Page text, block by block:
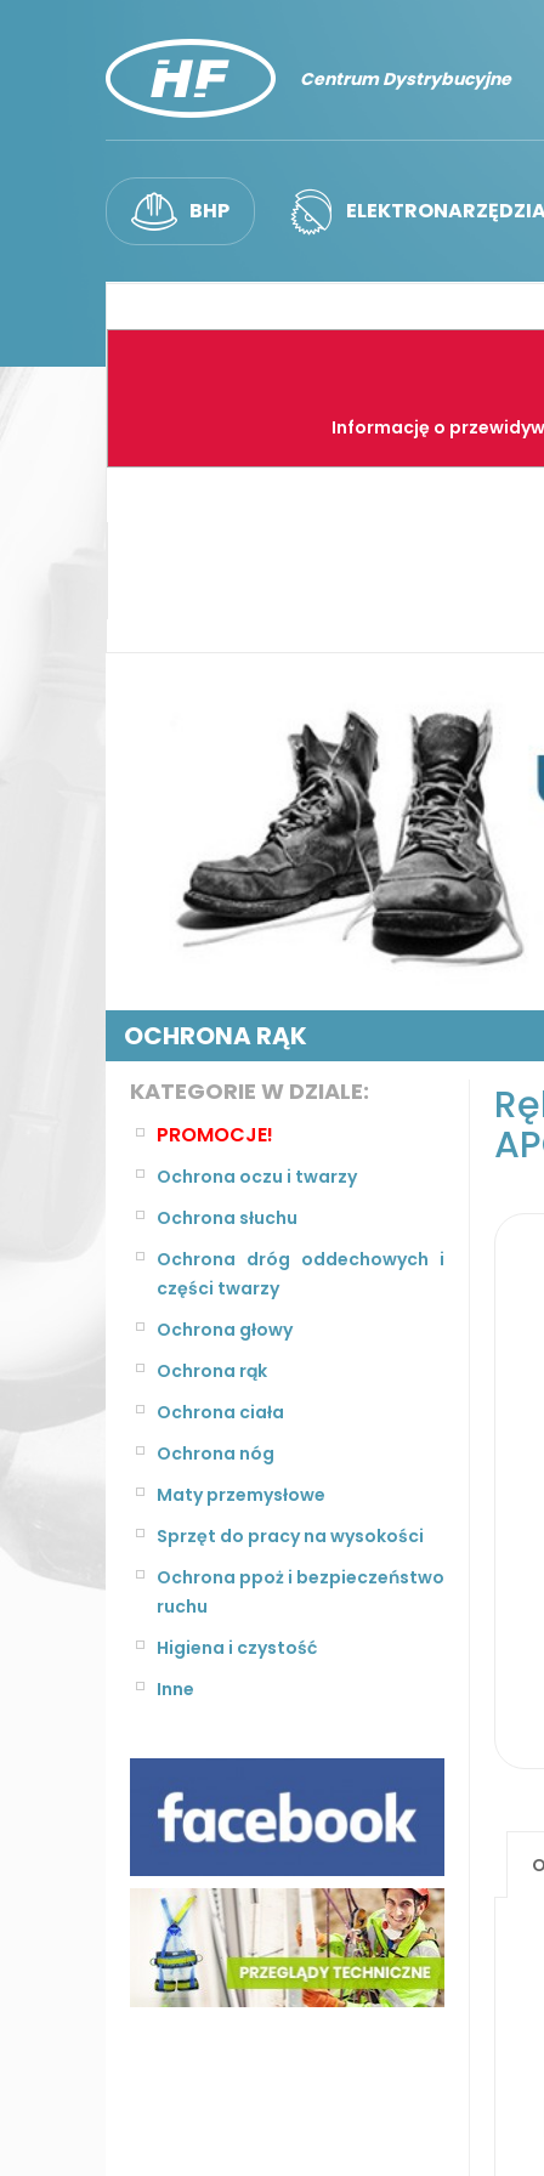
Centrum Dystrybucyjne
BHP
Informację o
OCHRONA RĄK
KATEGORIE W DZIALE:
PROMOCJE!
Ochrona oczu i twarzy
Ochrona słuchu
Ochrona dróg oddechowych i
części twarzy
Ochrona głowy
Ochrona rąk
Ochrona ciała
Ochrona nóg
Maty przemysłowe
Sprzęt do pracy na wysokości
Ochrona ppoż i bezpieczeństwo
ruchu
Higiena i czystość
Inne